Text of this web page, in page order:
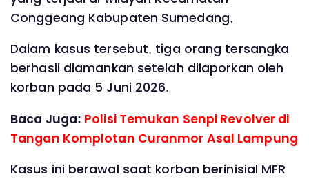
Conggeang Kabupaten Sumedang,
Dalam kasus tersebut, tiga orang tersangka
berhasil diamankan setelah dilaporkan oleh
korban pada 5 Juni 2026.
Baca Juga: Polisi Temukan Senpi Revolver di
Tangan Komplotan Curanmor Asal Lampung
Kasus ini berawal saat korban berinisial MFR